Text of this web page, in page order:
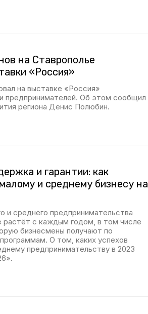
на Ставрополье
«Россия»
на выставке «Россия»
предпринимателей. Об этом сообщил
региона Денис Полюбин.
и гарантии: как
и среднему бизнесу на
и среднего предпринимательства
с каждым годом, в том числе
бизнесмены получают по
О том, каких успехов
предпринимательству в 2023